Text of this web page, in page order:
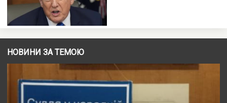
НОВИНИ ЗА ТЕМОЮ